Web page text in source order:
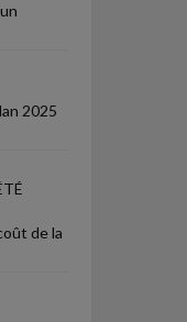
2025
de la